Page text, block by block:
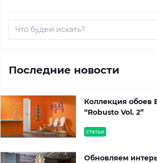
Последние новости
статьи
Коллекция обоев
“Robusto Vol. 2”
Обновляем